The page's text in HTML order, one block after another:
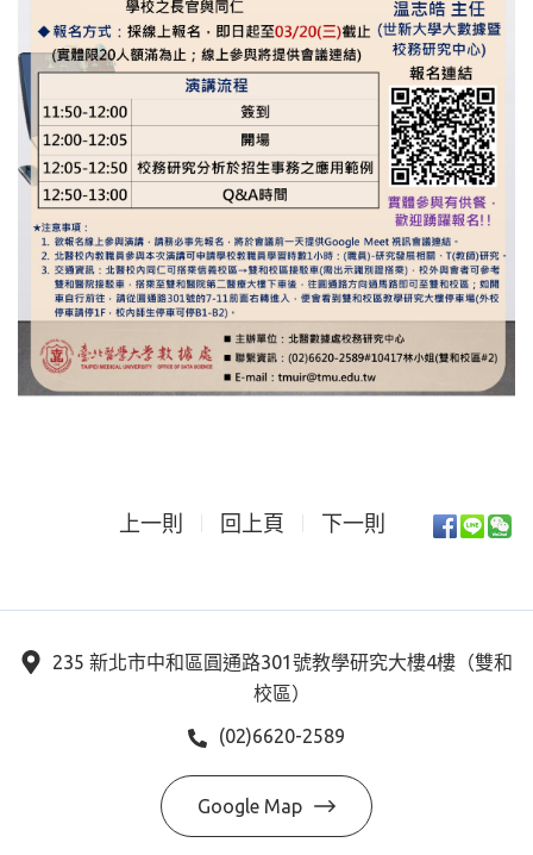
上一則 回上頁 下一則
235 新北市中和區圓通路301號教學研究大樓4樓（雙和
校區）
(02)6620-2589
Google Map